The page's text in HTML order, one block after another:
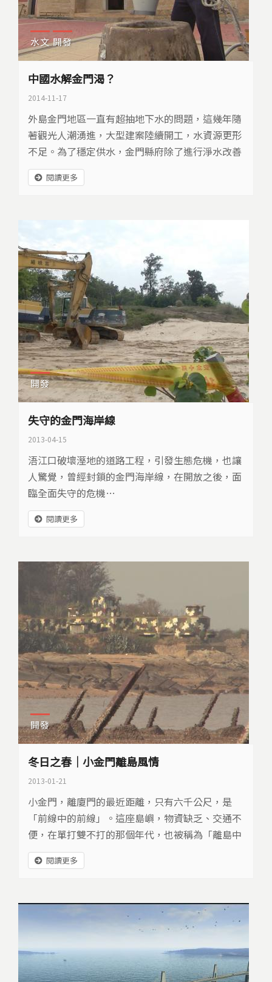
水文 開發
中國水解金門渴？
2014-11-17
外島金門地區一直有超抽地下水的問題，這幾年隨
著觀光人潮湧進，大型建案陸續開工，水資源更形
不足。為了穩定供水，金門縣府除了進行淨水改善
工程，現在還打算向中國買水，預定民國105年上
路…閱讀更多
開發
失守的金門海岸線
2013-04-15
浯江口破壞溼地的道路工程，引發生態危機，也讓
人驚覺，曾經封鎖的金門海岸線，在開放之後，面
臨全面失守的危機…
閱讀更多
開發
冬日之春｜小金門離島風情
2013-01-21
小金門，離廈門的最近距離，只有六千公尺，是
「前線中的前線」。這座島嶼，物資缺乏、交通不
便，在單打雙不打的那個年代，也被稱為「離島中
的離島」。總之，住在這裡的人，一切，都得靠自
己！閱讀更多